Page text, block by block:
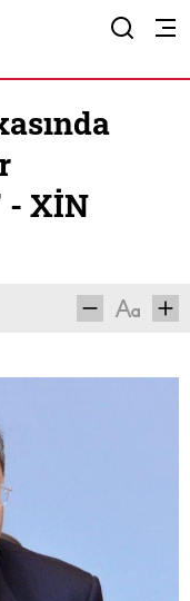
- XİN